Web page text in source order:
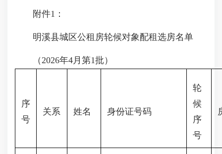
附件1：
明溪县城区公租房轮候对象配租选房名单
（2026年4月第1批）
序
号
关系 姓名 身份证号码
轮
候
序
号